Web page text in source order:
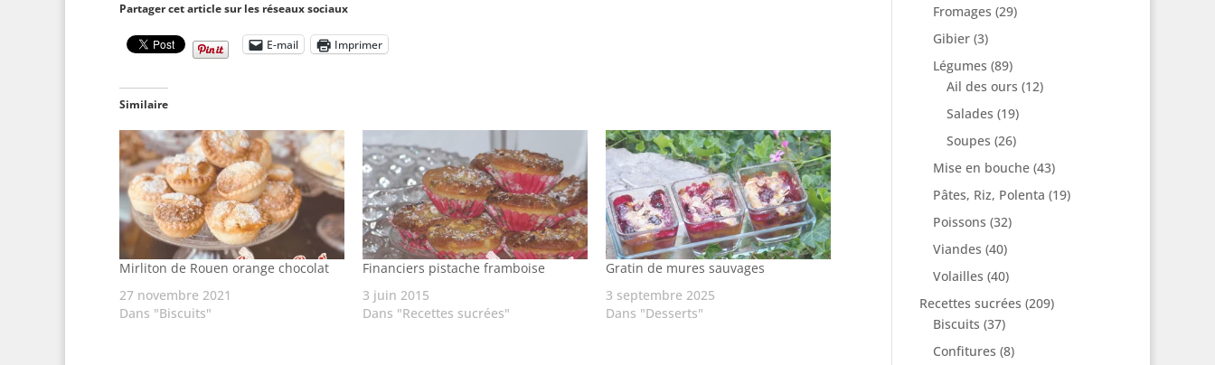
Partager cet article sur les réseaux sociaux
E-mail Imprimer
Similaire
Mirliton de Rouen orange chocolat
27 novembre 2021
Dans "Biscuits"
Financiers pistache framboise
3 juin 2015
Dans "Recettes sucrées"
Gratin de mures sauvages
3 septembre 2025
Dans "Desserts"
Fromages (29)
Gibier(3)
Légumes (89)
Ail des ours (12)
Salades (19)
Soupes (26)
Mise en bouche(43)
Pâtes, Riz, Polenta (19)
Poissons (32)
Viandes (40)
Volailles (40)
Recettes sucrées (209)
Biscuits (37)
Confitures (8)